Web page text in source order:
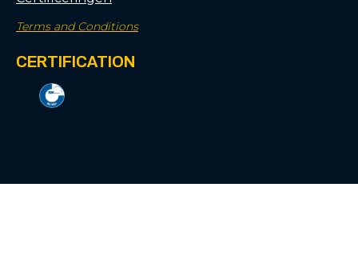
Terms and Conditions
CERTIFICATION